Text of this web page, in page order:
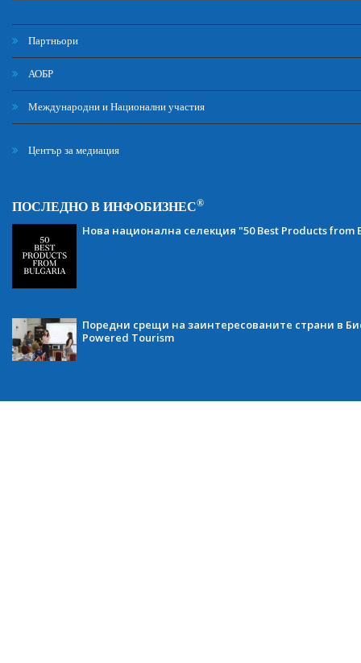
Партньори
АОБР
Международни и Национални участия
Център за медиация
ПОСЛЕДНО В ИНФОБИЗНЕС®
Нова национална селекция "50 Best Products from
Поредни срещи на заинтересованите страни в
Powered Tourism